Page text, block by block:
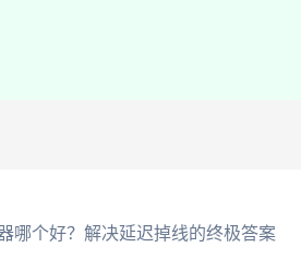
哪个好？解决延迟掉线的终极答案